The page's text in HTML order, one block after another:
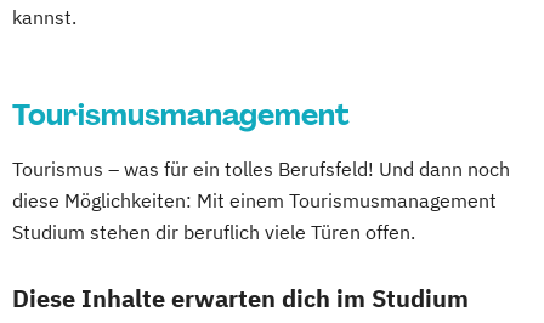
kannst.
Tourismusmanagement
Tourismus – was für ein tolles Berufsfeld! Und dann noch
diese Möglichkeiten: Mit einem Tourismusmanagement
Studium stehen dir beruflich viele Türen offen.
Diese Inhalte erwarten dich im Studium